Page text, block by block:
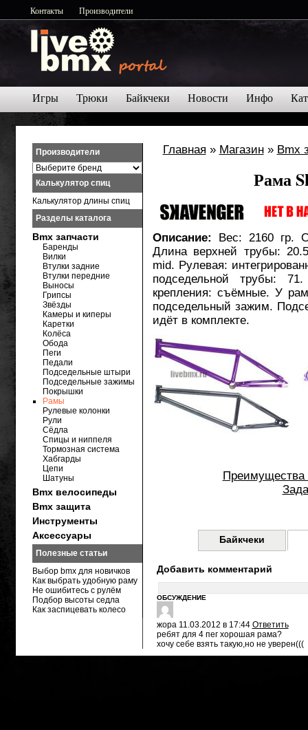
Контакты Производители
Игры Трюки Байкчеки Новости Инфо
Главная » Магазин» Bmx
Рама
Описание: Вес: 2160 гр.
Длина верхней трубы:
mid. Рулевая:
подседельной трубы:
крепления: съёмные. У
подседельный зажим.
идёт в комплекте.
Преимущества
Байкчеки
Добавить комментарий
ОБСУЖДЕНИЕ
жора 11.03.2012 в 17:44 Ответить
ребят для 4 пег хорошая рама?
хочу себе взять такую,но не уверен(((
Производители
Калькулятор спиц
Калькулятор длины спиц
Разделы каталога
Bmx запчасти
Баренды
Вилки
Втулки задние
Втулки передние
Выносы
Грипсы
Звёзды
Камеры и киперы
Каретки
Колёса
Обода
Пеги
Педали
Подседельные штыри
Подседельные зажимы
Покрышки
Рамы
Рулевые колонки
Рули
Сёдла
Спицы и ниппеля
Тормозная система
Хабгарды
Цепи
Шатуны
Bmx велосипеды
Bmx защита
Инструменты
Аксессуары
Полезные статьи
Выбор bmx для новичков
Как выбрать удобную раму
Не ошибитесь с рулём
Подбор высоты седла
Как заспицевать колесо